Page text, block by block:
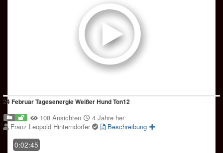
24 Februar Tagesenergie Weißer Hund Ton12
108 Ansichten
4 Jahre her
Franz Leopold Hinterndorfer
Beschreibung
0:02:45